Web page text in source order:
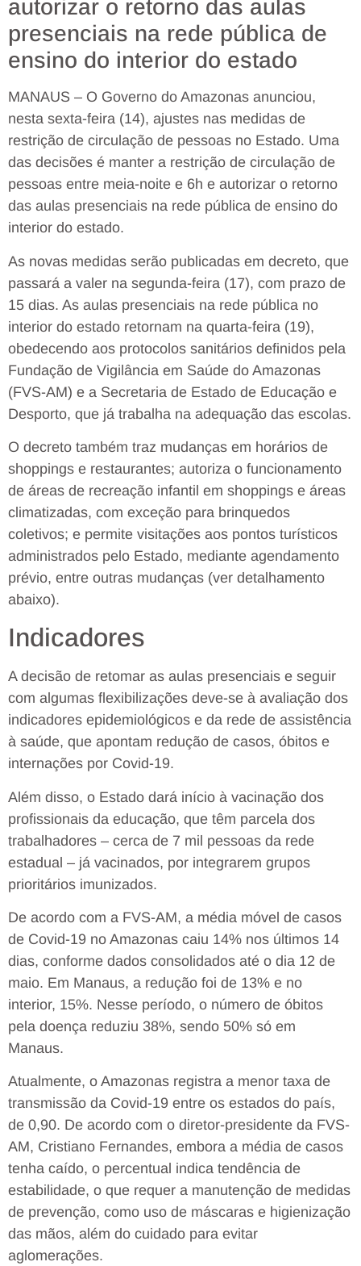
autorizar o retorno das aulas
presenciais na rede pública de
ensino do interior do estado
MANAUS – O Governo do Amazonas anunciou,
nesta sexta-feira (14), ajustes nas medidas de
restrição de circulação de pessoas no Estado. Uma
das decisões é manter a restrição de circulação de
pessoas entre meia-noite e 6h e autorizar o retorno
das aulas presenciais na rede pública de ensino do
interior do estado.
As novas medidas serão publicadas em decreto, que
passará a valer na segunda-feira (17), com prazo de
15 dias. As aulas presenciais na rede pública no
interior do estado retornam na quarta-feira (19),
obedecendo aos protocolos sanitários definidos pela
Fundação de Vigilância em Saúde do Amazonas
(FVS-AM) e a Secretaria de Estado de Educação e
Desporto, que já trabalha na adequação das escolas.
O decreto também traz mudanças em horários de
shoppings e restaurantes; autoriza o funcionamento
de áreas de recreação infantil em shoppings e áreas
climatizadas, com exceção para brinquedos
coletivos; e permite visitações aos pontos turísticos
administrados pelo Estado, mediante agendamento
prévio, entre outras mudanças (ver detalhamento
abaixo).
Indicadores
A decisão de retomar as aulas presenciais e seguir
com algumas flexibilizações deve-se à avaliação dos
indicadores epidemiológicos e da rede de assistência
à saúde, que apontam redução de casos, óbitos e
internações por Covid-19.
Além disso, o Estado dará início à vacinação dos
profissionais da educação, que têm parcela dos
trabalhadores – cerca de 7 mil pessoas da rede
estadual – já vacinados, por integrarem grupos
prioritários imunizados.
De acordo com a FVS-AM, a média móvel de casos
de Covid-19 no Amazonas caiu 14% nos últimos 14
dias, conforme dados consolidados até o dia 12 de
maio. Em Manaus, a redução foi de 13% e no
interior, 15%. Nesse período, o número de óbitos
pela doença reduziu 38%, sendo 50% só em
Manaus.
Atualmente, o Amazonas registra a menor taxa de
transmissão da Covid-19 entre os estados do país,
de 0,90. De acordo com o diretor-presidente da FVS-
AM, Cristiano Fernandes, embora a média de casos
tenha caído, o percentual indica tendência de
estabilidade, o que requer a manutenção de medidas
de prevenção, como uso de máscaras e higienização
das mãos, além do cuidado para evitar
aglomerações.